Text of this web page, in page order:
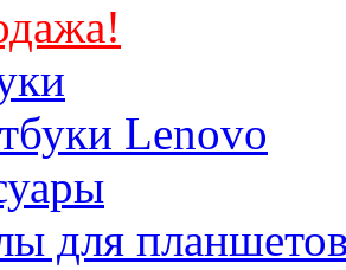
Lenovo
для